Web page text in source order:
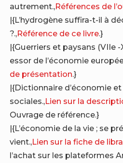
autrement.,Références de
|{L’hydrogène suffira-t-il à
?.,Référence de ce livre.}
|{Guerriers et paysans (VIIe
essor de l’économie
de présentation.}
|{Dictionnaire d’économie
sociales.,Lien sur la
Ouvrage de référence.}
|{L’économie de la vie ; se
vient.,Lien sur la fiche de
l’achat sur les plateformes